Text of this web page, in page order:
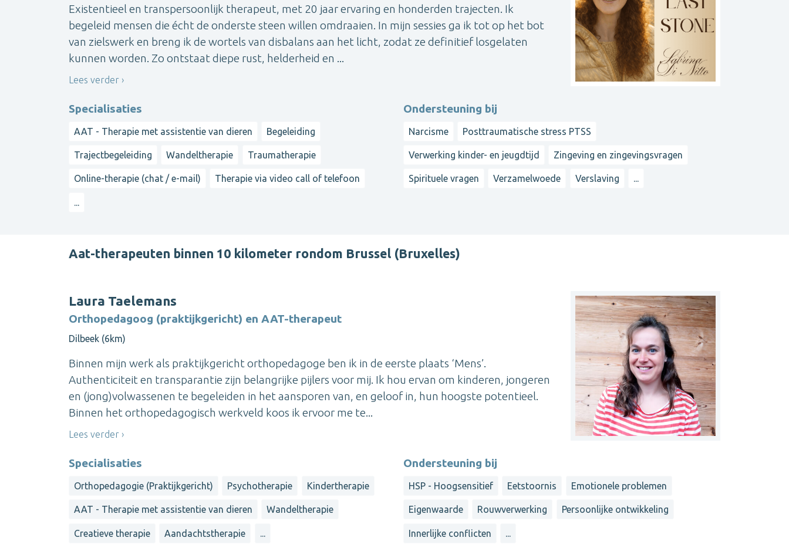
Existentieel en transpersoonlijk therapeut, met 20 jaar ervaring en honderden trajecten. Ik
begeleid mensen die écht de onderste steen willen omdraaien. In mijn sessies ga ik tot op het bot
van zielswerk en breng ik de wortels van disbalans aan het licht, zodat ze definitief losgelaten
kunnen worden. Zo ontstaat diepe rust, helderheid en ...
Lees verder
Specialisaties
AAT - Therapie met assistentie van dieren Begeleiding
Trajectbegeleiding Wandeltherapie Traumatherapie
Online-therapie (chat / e-mail) Therapie via video call of telefoon
...
Ondersteuning bij
Narcisme Posttraumatische stress PTSS
Verwerking kinder- en jeugdtijd Zingeving en zingevingsvragen
Spirituele vragen Verzamelwoede Verslaving ...
Aat-therapeuten binnen 10 kilometer rondom Brussel (Bruxelles)
Laura Taelemans
Orthopedagoog (praktijkgericht) en AAT-therapeut
Dilbeek (6km)
Binnen mijn werk als praktijkgericht orthopedagoge ben ik in de eerste plaats ‘Mens’.
Authenticiteit en transparantie zijn belangrijke pijlers voor mij. Ik hou ervan om kinderen, jongeren
en (jong)volwassenen te begeleiden in het aansporen van, en geloof in, hun hoogste potentieel.
Binnen het orthopedagogisch werkveld koos ik ervoor me te...
Lees verder
Specialisaties
Orthopedagogie (Praktijkgericht) Psychotherapie Kindertherapie
AAT - Therapie met assistentie van dieren Wandeltherapie
Creatieve therapie Aandachtstherapie
Ondersteuning bij
HSP - Hoogsensitief Eetstoornis Emotionele problemen
Eigenwaarde Rouwverwerking Persoonlijke ontwikkeling
Innerlijke conflicten